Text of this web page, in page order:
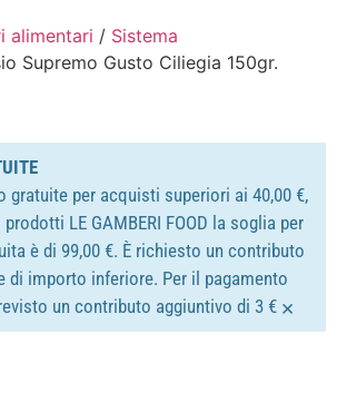
alimentari / Sistema
Supremo Gusto Ciliegia 150gr.
gratuite per acquisti superiori ai 40,00 €,
LE GAMBERI FOOD la soglia per
è di 99,00 €. È richiesto un contributo
di importo inferiore. Per il pagamento
un contributo aggiuntivo di 3 € ×